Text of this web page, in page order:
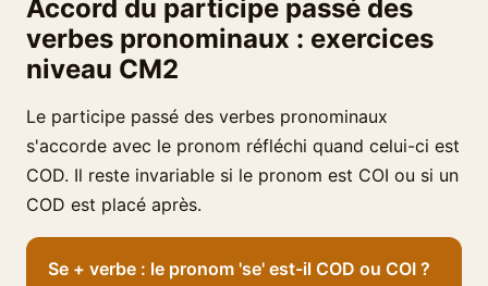
Accord du participe passé des
verbes pronominaux : exercices
niveau CM2
Le participe passé des verbes pronominaux
s'accorde avec le pronom réfléchi quand celui-ci est
COD. Il reste invariable si le pronom est COI ou si un
COD est placé après.
Se + verbe : le pronom 'se' est-il COD ou COI ?